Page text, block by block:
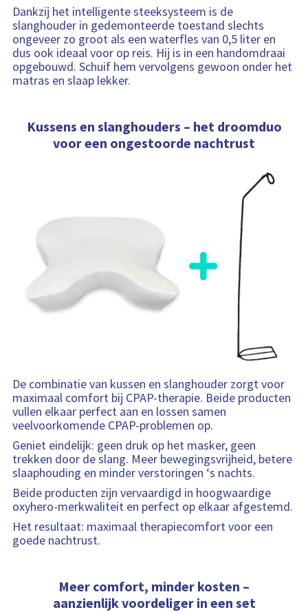
Dankzij het intelligente steeksysteem is de
slanghouder in gedemonteerde toestand slechts
ongeveer zo groot als een waterfles van 0,5 liter en
dus ook ideaal voor op reis. Hij is in een handomdraai
opgebouwd. Schuif hem vervolgens gewoon onder het
matras en slaap lekker.
Kussens en slanghouders – het droomduo
voor een ongestoorde nachtrust
De combinatie van kussen en slanghouder zorgt voor
maximaal comfort bij CPAP-therapie. Beide producten
vullen elkaar perfect aan en lossen samen
veelvoorkomende CPAP-problemen op.
Geniet eindelijk: geen druk op het masker, geen
trekken door de slang. Meer bewegingsvrijheid, betere
slaaphouding en minder verstoringen ‘s nachts.
Beide producten zijn vervaardigd in hoogwaardige
oxyhero-merkwaliteit en perfect op elkaar afgestemd.
Het resultaat: maximaal therapiecomfort voor een
goede nachtrust.
Meer comfort, minder kosten –
aanzienlijk voordeliger in een set